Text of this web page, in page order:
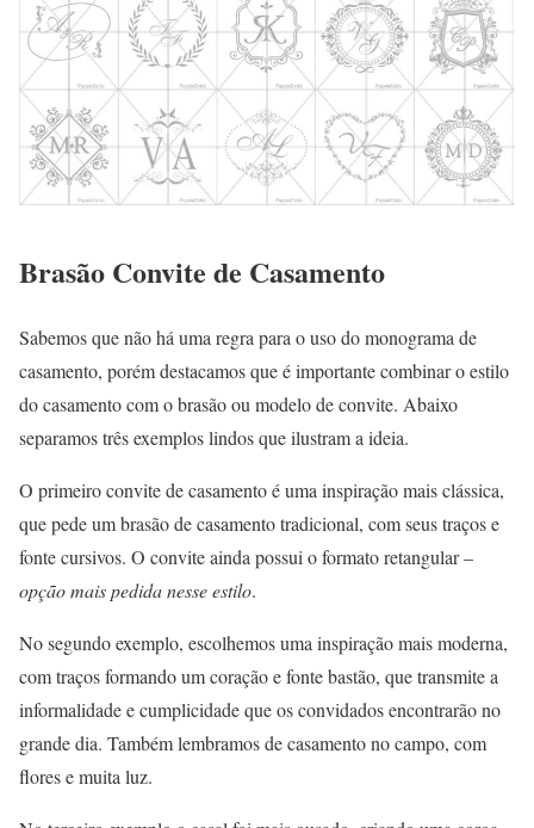
Brasão Convite de Casamento
Sabemos que não há uma regra para o uso do monograma de
casamento, porém destacamos que é importante combinar o estilo
do casamento com o brasão ou modelo de convite. Abaixo
separamos três exemplos lindos que ilustram a ideia.
O primeiro convite de casamento é uma inspiração mais clássica,
que pede um brasão de casamento tradicional, com seus traços e
fonte cursivos. O convite ainda possui o formato retangular –
opção mais pedida nesse estilo.
No segundo exemplo, escolhemos uma inspiração mais moderna,
com traços formando um coração e fonte bastão, que transmite a
informalidade e cumplicidade que os convidados encontrarão no
grande dia. Também lembramos de casamento no campo, com
flores e muita luz.